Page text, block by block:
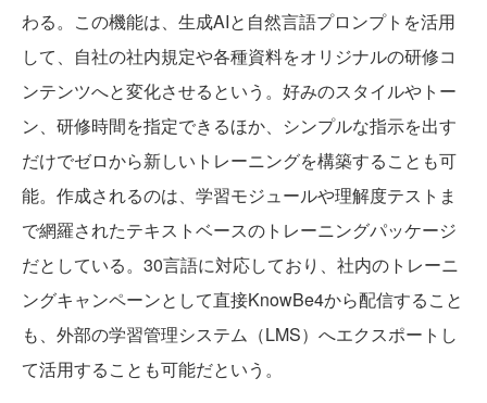
わる。この機能は、生成AIと自然言語プロンプトを活用
して、自社の社内規定や各種資料をオリジナルの研修コ
ンテンツへと変化させるという。好みのスタイルやトー
ン、研修時間を指定できるほか、シンプルな指示を出す
だけでゼロから新しいトレーニングを構築することも可
能。作成されるのは、学習モジュールや理解度テストま
で網羅されたテキストベースのトレーニングパッケージ
だとしている。30言語に対応しており、社内のトレーニ
ングキャンペーンとして直接KnowBe4から配信すること
も、外部の学習管理システム（LMS）へエクスポートし
て活用することも可能だという。